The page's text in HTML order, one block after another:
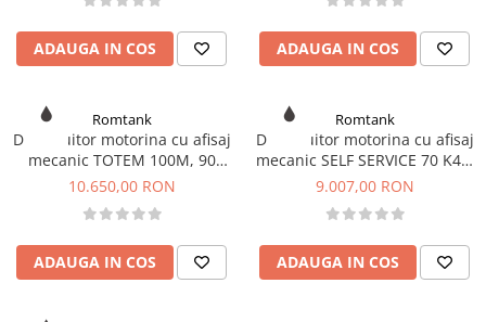
din plastic
Rezervoare stationare supraterane
din tabla
Rezervoare fertilizanti
ADAUGA IN COS ADAUGA IN COS
Romtank
Distribuitor motorina cu afisaj
mecanic TOTEM 100M, 90
l/min, 230V
10.650,00 RON
ADAUGA IN COS
Romtank
Distribuitor motorina cu afisaj
mecanic SELF SERVICE 70 K44,
debit 70l/min, 230V - column
9.007,00 RON
ADAUGA IN COS